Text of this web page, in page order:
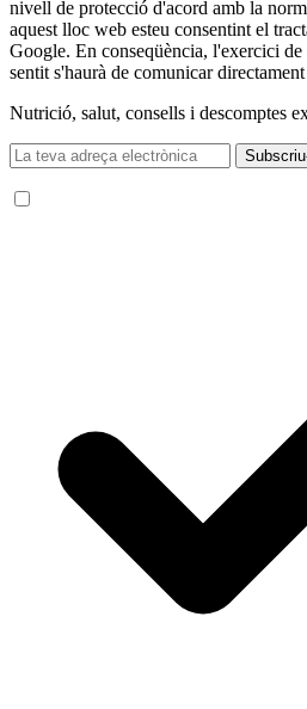
nivell de protecció d'acord amb la
aquest lloc web esteu consentint el
Google. En conseqüència, l'exercici de
sentit s'haurà de comunicar
Nutrició, salut, consells i descomptes